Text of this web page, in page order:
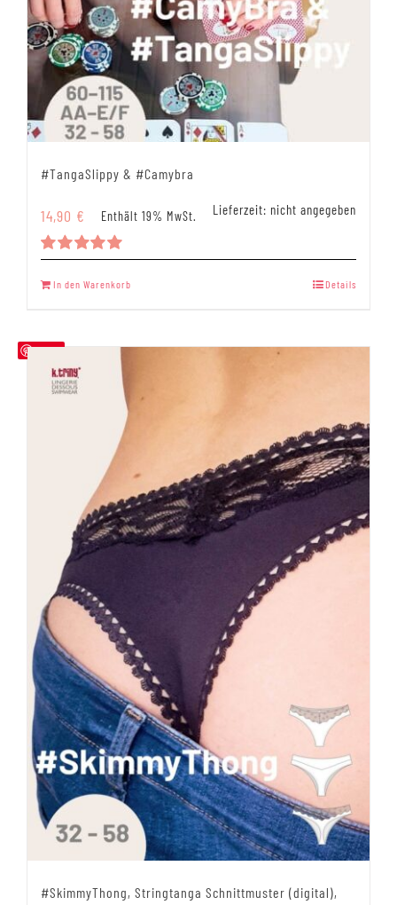
#TangaSlippy & #Camybra
mit5.00
14,90 € Enthält 19% MwSt. Lieferzeit: nicht angegeben
In den Warenkorb Details
Save
#SkimmyThong, Stringtanga Schnittmuster (digital),